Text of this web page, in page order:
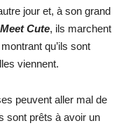
jour et, à son grand
Cute, ils marchent
qu’ils sont
viennent.
peuvent aller mal de
sont prêts à avoir un